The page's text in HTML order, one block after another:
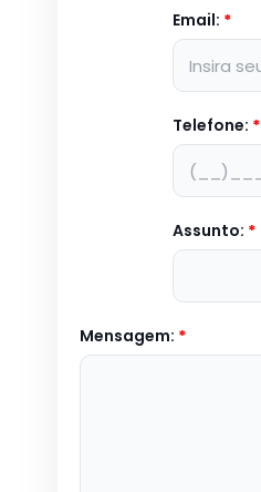
Email: *
Telefone: *
Assunto: *
Mensagem: *